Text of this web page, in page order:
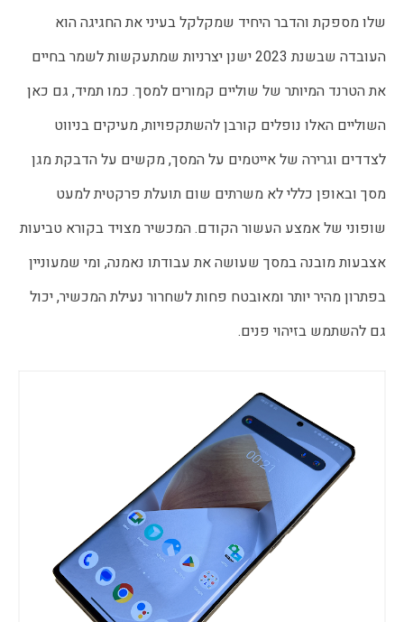
שלו מספקת והדבר היחיד שמקלקל בעיני את החגיגה הוא
העובדה שבשנת 2023 ישנן יצרניות שמתעקשות לשמר בחיים
את הטרנד המיותר של שוליים קמורים למסך. כמו תמיד, גם כאן
השוליים האלו נופלים קורבן להשתקפויות, מעיקים בניווט
לצדדים וגרירה של אייטמים על המסך, מקשים על הדבקת מגן
מסך ובאופן כללי לא משרתים שום תועלת פרקטית למעט
שופוני של אמצע העשור הקודם. המכשיר מצויד בקורא טביעות
אצבעות מובנה במסך שעושה את עבודתו נאמנה, ומי שמעוניין
בפתרון מהיר יותר ומאובטח פחות לשחרור נעילת המכשיר, יכול
גם להשתמש בזיהוי פנים.